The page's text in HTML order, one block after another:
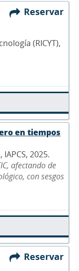
Reservar
(RICYT),
en tiempos
2025.
afectando de
con sesgos
Reservar